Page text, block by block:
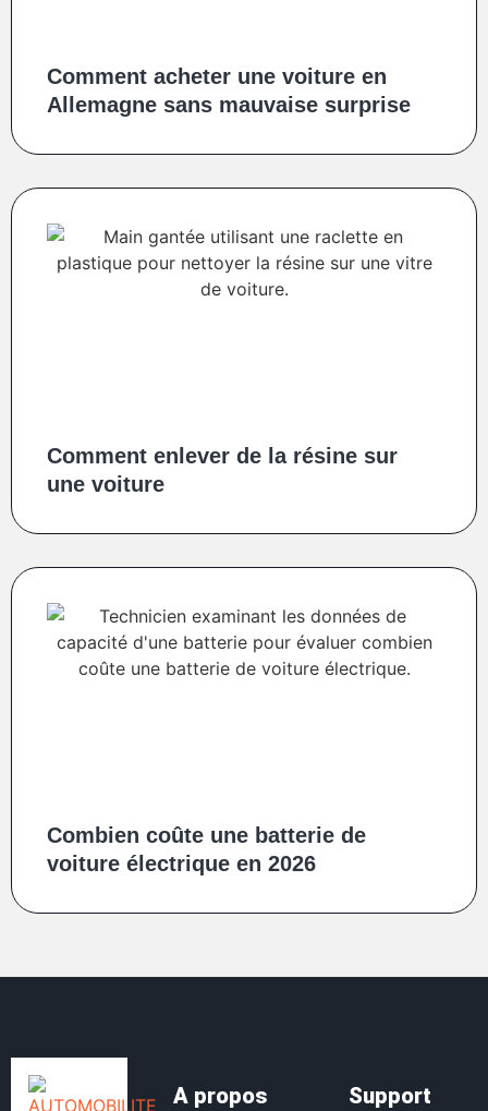
Comment acheter une voiture en
Allemagne sans mauvaise surprise
Comment enlever de la résine sur
une voiture
Combien coûte une batterie de
voiture électrique en 2026
A propos Support